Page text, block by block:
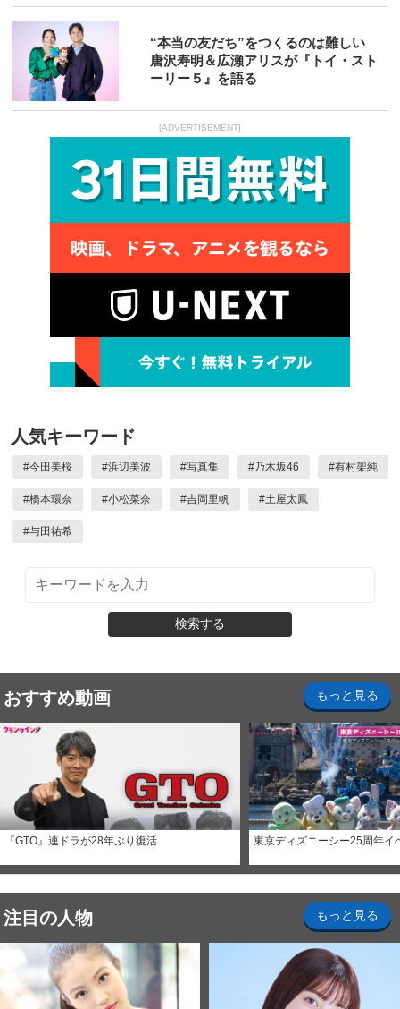
“本当の友だち”をつくるのは難しい
唐沢寿明＆広瀬アリスが『トイ・スト
ーリー５』を語る
[ADVERTISEMENT]
人気キーワード
#今田美桜 #浜辺美波 #写真集 #乃木坂46 #有村架純
#橋本環奈 #小松菜奈 #吉岡里帆 #土屋太鳳
#与田祐希
検索する
おすすめ動画 もっと見る
『GTO』連ドラが28年ぶり復活 東京ディズニーシー25周年イ
注目の人物 もっと見る